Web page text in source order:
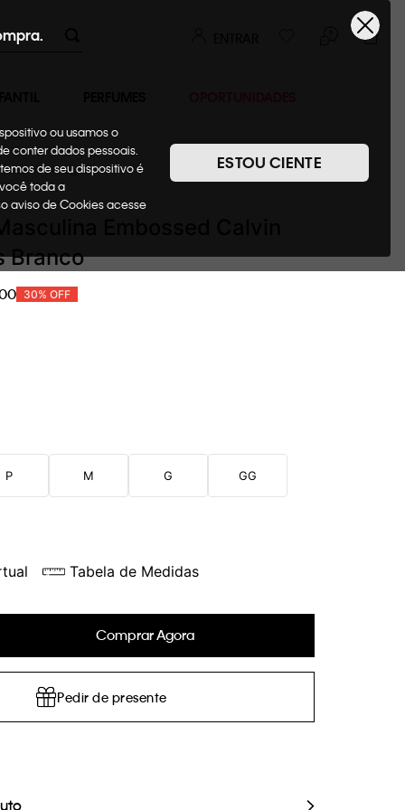
ou usamos o
conter dados pessoais.
de seu dispositivo é
toda a
aviso de Cookies acesse
ESTOU CIENTE
+ Regatas
Branco
30% OFF
P M G GG
Tabela de Medidas
Comprar Agora
Pedir de presente